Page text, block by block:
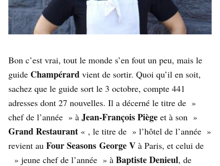
Bon c’est vrai, tout le monde s’en fout un peu, mais le
guide Champérard vient de sortir. Quoi qu’il en soit,
sachez que le guide sort le 3 octobre, compte 441
adresses dont 27 nouvelles. Il a décerné le titre de »
chef de l’année » à Jean-François Piège et à son »
Grand Restaurant « , le titre de » l’hôtel de l’année »
revient au Four Seasons George V à Paris, et celui de
» jeune chef de l’année » à Baptiste Denieul, de